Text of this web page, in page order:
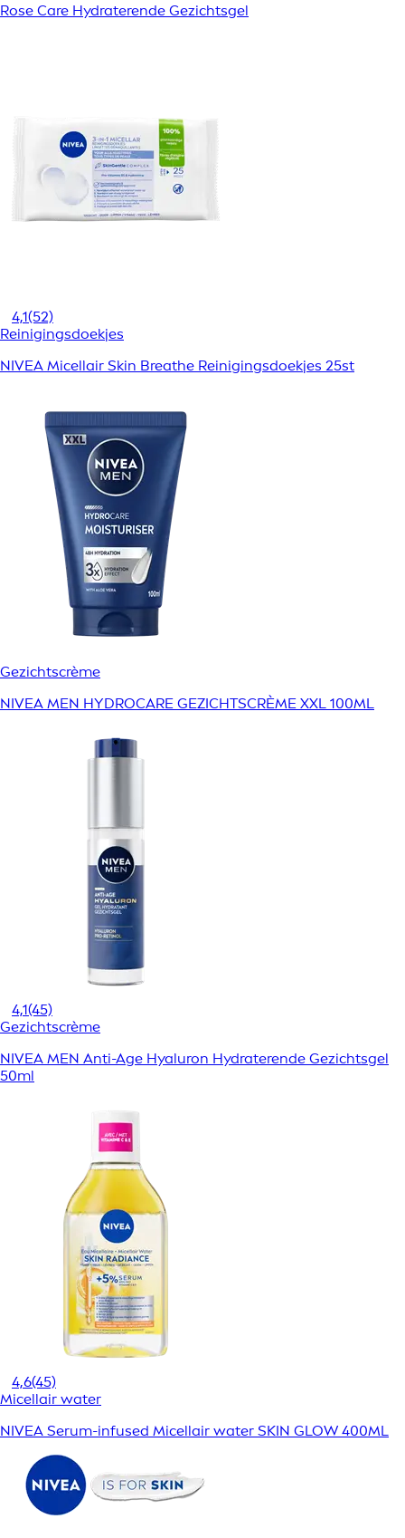
Rose Care Hydraterende Gezichtsgel
4,1(52)
Reinigingsdoekjes
NIVEA Micellair Skin Breathe Reinigingsdoekjes 25st
Gezichtscrème
NIVEA MEN HYDROCARE GEZICHTSCRÈME XXL 100ML
4,1(45)
Gezichtscrème
NIVEA MEN Anti-Age Hyaluron Hydraterende Gezichtsgel
50ml
4,6(45)
Micellair water
NIVEA Serum-infused Micellair water SKIN GLOW 400ML